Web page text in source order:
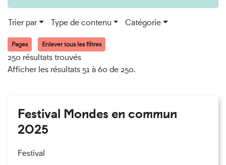
Trier par Type de contenu Catégorie
Pages Enlever tous les filtres
250 résultats trouvés
Afficher les résultats 51 à 60 de 250.
Festival Mondes en commun
2025
Festival